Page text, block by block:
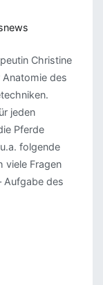
Christine
des
jeden
Pferde
folgende
viele Fragen
Aufgabe des